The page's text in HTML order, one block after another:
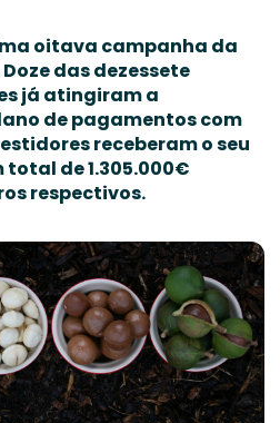
oitava campanha da
das dezessete
já atingiram a
de pagamentos com
receberam o seu
de 1.305.000€
respectivos.